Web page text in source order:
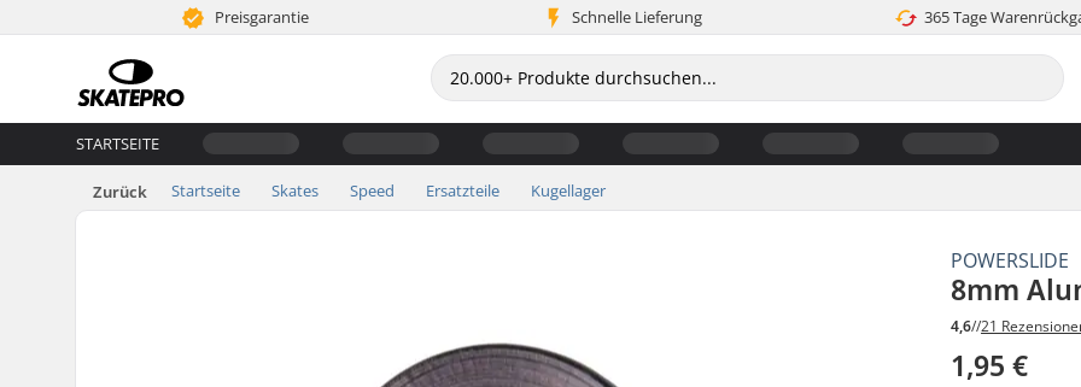
Preisgarantie Schnelle Lieferung 365 Tage
STARTSEITE
Zurück Startseite Skates Speed Ersatzteile Kugellager
POWERSLIDE
8mm
4,6//21
1,95 €